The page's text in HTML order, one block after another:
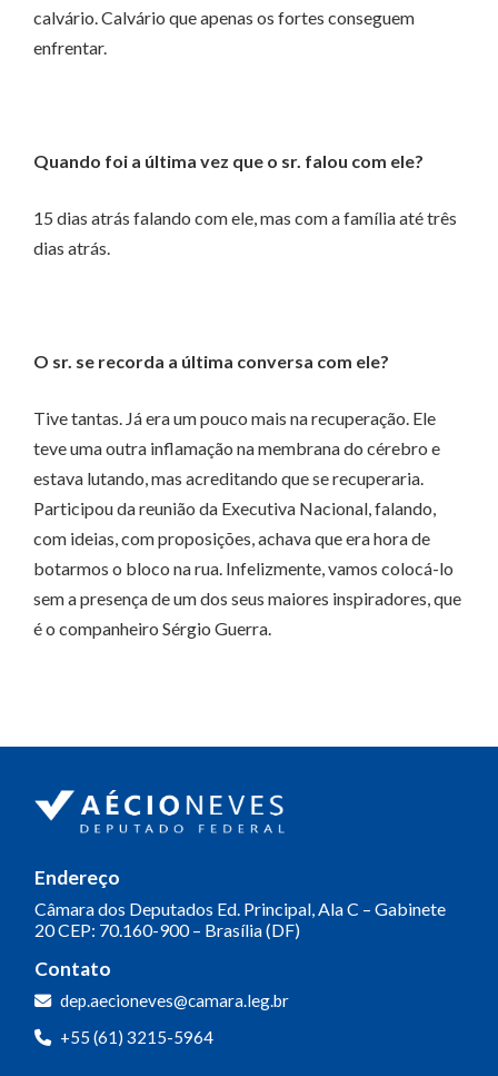
calvário. Calvário que apenas os fortes conseguem
enfrentar.
Quando foi a última vez que o sr. falou com ele?
15 dias atrás falando com ele, mas com a família até três
dias atrás.
O sr. se recorda a última conversa com ele?
Tive tantas. Já era um pouco mais na recuperação. Ele
teve uma outra inflamação na membrana do cérebro e
estava lutando, mas acreditando que se recuperaria.
Participou da reunião da Executiva Nacional, falando,
com ideias, com proposições, achava que era hora de
botarmos o bloco na rua. Infelizmente, vamos colocá-lo
sem a presença de um dos seus maiores inspiradores, que
é o companheiro Sérgio Guerra.
Endereço
Câmara dos Deputados Ed. Principal, Ala C – Gabinete
20CEP: 70.160-900 – Brasília (DF)
Contato
dep.aecioneves@camara.leg.br
+55 (61) 3215-5964